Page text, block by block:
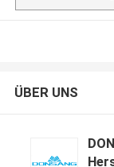
ÜBER UNS